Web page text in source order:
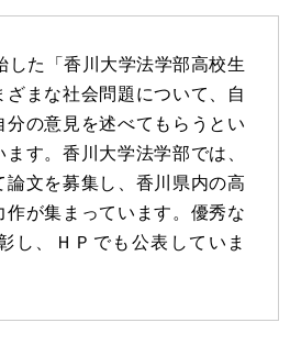
した「香川大学法学部高校生
まな社会問題について、自
分の意見を述べてもらうとい
す。香川大学法学部では、
文を募集し、香川県内の高
が集まっています。優秀な
し、ＨＰでも公表していま